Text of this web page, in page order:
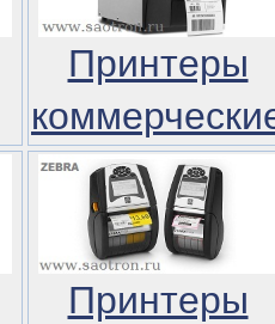
Принтеры
Принтеры